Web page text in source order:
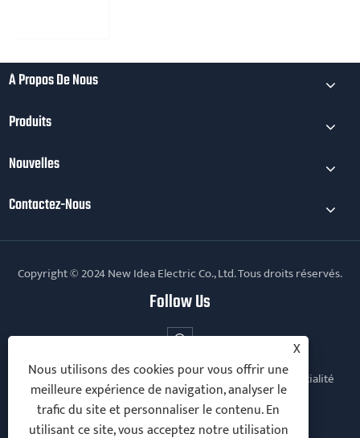
À Propos De Nous
Produits
Nouvelles
Contactez-Nous
Copyright © 2024 New Idea Electric Co., Ltd. Tous droits réservés.
Follow Us
Links Sitemap RSS XML politique de confidentialité
X
Nous utilisons des cookies pour vous offrir une
meilleure expérience de navigation, analyser le
trafic du site et personnaliser le contenu. En
utilisant ce site, vous acceptez notre utilisation